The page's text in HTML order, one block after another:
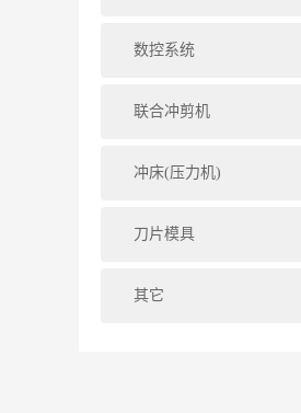
数控系统
联合冲剪机
冲床(压力机)
刀片模具
其它